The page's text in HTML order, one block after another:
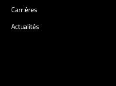
Carrières
Actualités